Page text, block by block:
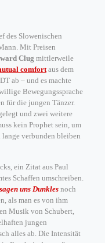
des Slowenischen
Mit Preisen
Clug mittlerweile
comfortaus dem
ab – und es machte
Bewegungssprache
für die jungen Tänzer.
und zwei weitere
kein Prophet sein, um
verbunden bleiben
ein Zitat aus Paul
Schaffen umschreiben.
uns Dunklesnoch
als man es von ihm
Musik von Schubert,
jungen
alles ab. Die Intensität